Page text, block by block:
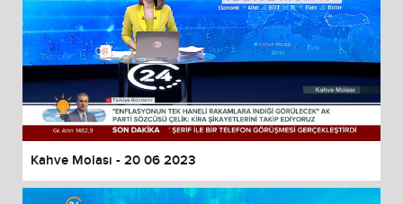
Kahve Molası - 20 06 2023